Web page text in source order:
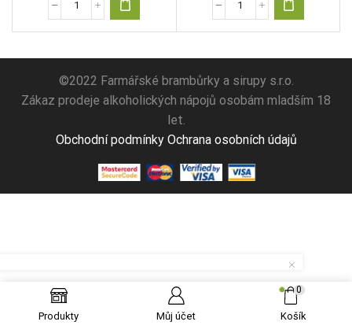
Nudle
množství
Nudle
množství
©2022 Farmářské brambůrky a sirupy s.r.o.
Zákaz prodeje alkoholických nápojů osobám mladším 18
let.
Obchodní podmínky Ochrana osobních údajů
Produkty Můj účet
0
Košík